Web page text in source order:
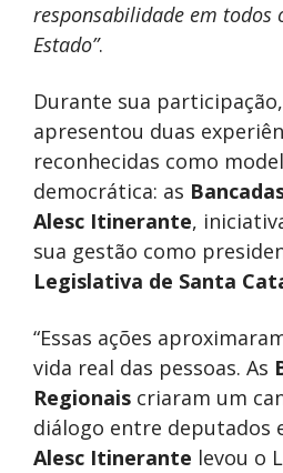
responsabilidade em todos
Estado”.
Durante sua
apresentou duas
reconhecidas como
democrática: as
Alesc Itinerante,
sua gestão como
Legislativa de Santa
“Essas ações
vida real das pessoas. As
Regionais criaram um
diálogo entre deputados
Alesc Itinerante levou o